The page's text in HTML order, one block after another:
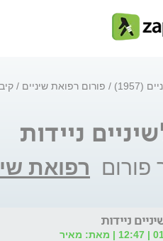
(1957) פורום רפואת שיניים
ניידות
פורום רפואת
ניידות